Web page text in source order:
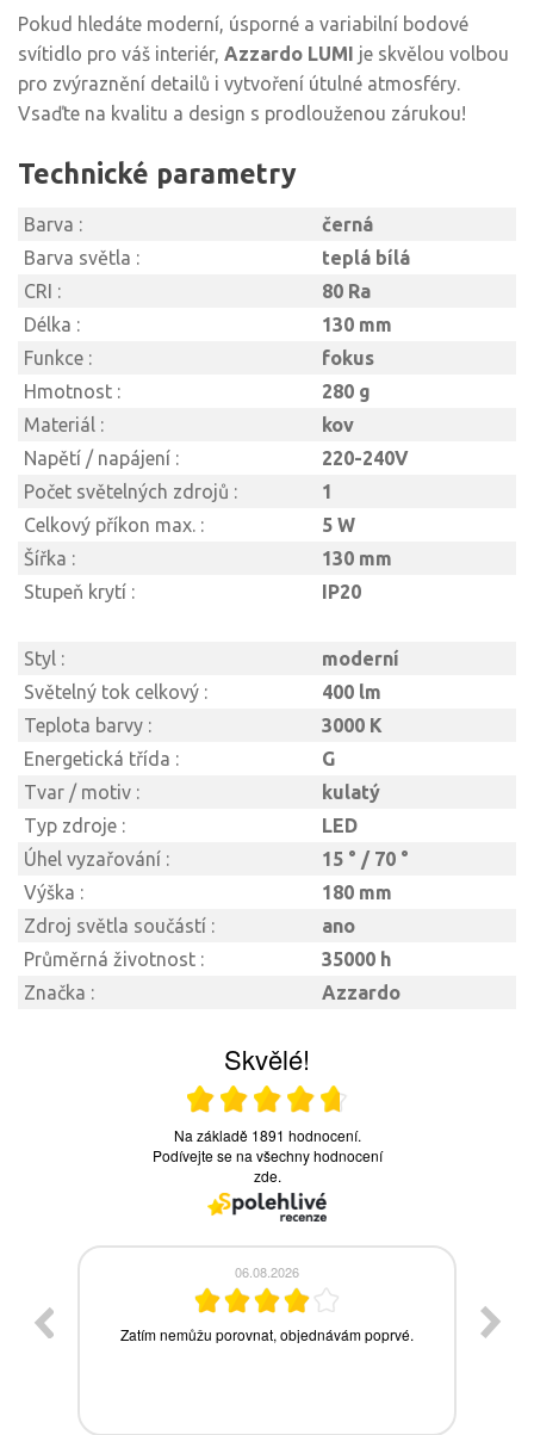
Pokud hledáte moderní, úsporné a variabilní bodové
svítidlo pro váš interiér, Azzardo LUMI je skvělou volbou
pro zvýraznění detailů i vytvoření útulné atmosféry.
Vsaďte na kvalitu a design s prodlouženou zárukou!
Technické parametry
Barva :
černá
Barva světla :
teplá bílá
CRI :
80 Ra
Délka :
130 mm
Funkce :
fokus
Hmotnost :
280 g
Materiál :
kov
Napětí / napájení :
220-240V
Počet světelných zdrojů :
1
Celkový příkon max. :
5 W
Šířka :
130 mm
Stupeň krytí :
IP20
Styl :
moderní
Světelný tok celkový :
400 lm
Teplota barvy :
3000 K
Energetická třída :
G
Tvar / motiv :
kulatý
Typ zdroje :
LED
Úhel vyzařování :
15 ° / 70 °
Výška :
180 mm
Zdroj světla součástí :
ano
Průměrná životnost :
35000 h
Značka :
Azzardo